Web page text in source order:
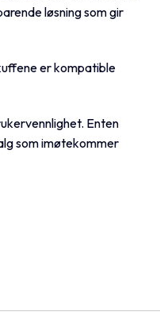
løsning som gir
er kompatible
Enten
som imøtekommer